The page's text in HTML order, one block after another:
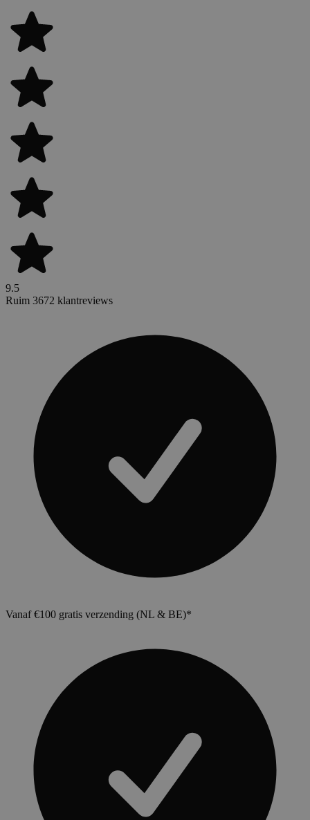
9.5
Ruim 3672 klantreviews
Vanaf €100 gratis verzending (NL & BE)*